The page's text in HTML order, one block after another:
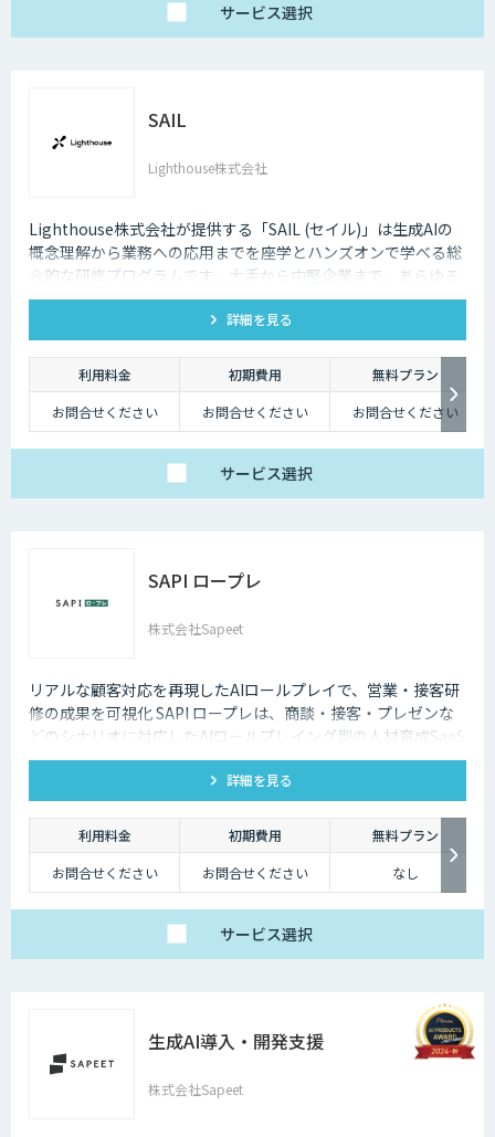
・月額料金：100,000
円～
サービス選択
SAIL
Lighthouse株式会社
Lighthouse株式会社が提供する「SAIL (セイル)」は生成AIの
概念理解から業務への応用までを座学とハンズオンで学べる総
合的な研修プログラムです。大手から中堅企業まで、あらゆる
業界・業種の企業様にご利用いただけます。
詳細を見る
利用料金 初期費用
無料プラン
お問合せください
お問合せください お問合せください
サービス選択
SAPI ロープレ
株式会社Sapeet
リアルな顧客対応を再現したAIロールプレイで、営業・接客研
修の成果を可視化 SAPI ロープレは、商談・接客・プレゼンな
どのシナリオに対応したAIロールプレイング型の人材育成SaaS
です。 AIアバターとの実践トレーニングと動画フィードバック
により、新人・中途スタッフの早期戦力化と教育の属人化解消
を支援します。
詳細を見る
利用料金 初期費用
無料プラン
お問合せください
お問合せください なし
サービス選択
生成AI導入・開発支援
株式会社Sapeet